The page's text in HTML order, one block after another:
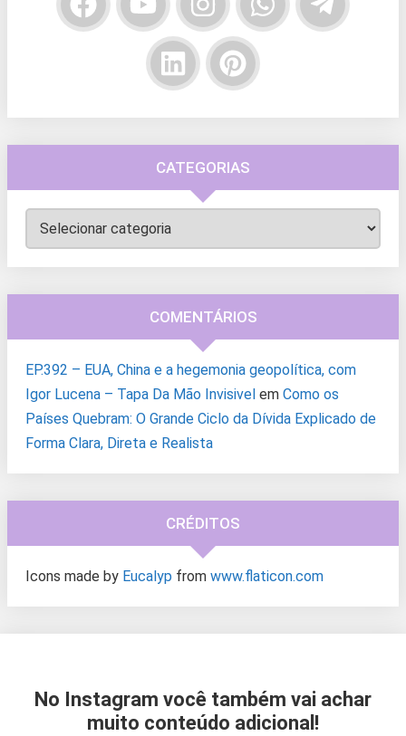
CATEGORIAS
Categorias
COMENTÁRIOS
EP.392 – EUA, China e a hegemonia geopolítica, com
Igor Lucena – Tapa Da Mão Invisivel em Como os
Países Quebram: O Grande Ciclo da Dívida Explicado de
Forma Clara, Direta e Realista
CRÉDITOS
Icons made by Eucalyp from www.flaticon.com
No Instagram você também vai achar
muito conteúdo adicional!